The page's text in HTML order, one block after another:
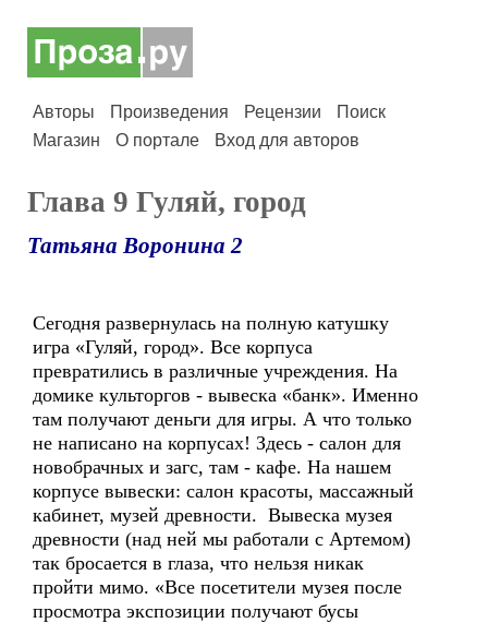
Авторы Произведения Рецензии
Поиск
Магазин
О портале Вход для авторов
Глава 9 Гуляй, город
Татьяна Воронина 2
Сегодня развернулась на полную катушку
игра «Гуляй, город». Все корпуса
превратились в различные учреждения. На
домике культоргов - вывеска «банк». Именно
там получают деньги для игры. А что только
не написано на корпусах! Здесь - салон для
новобрачных и загс, там - кафе. На нашем
корпусе вывески: салон красоты, массажный
кабинет, музей древности. Вывеска музея
древности (над ней мы работали с Артемом)
так бросается в глаза, что нельзя никак
пройти мимо. «Все посетители музея после
просмотра экспозиции получают бусы